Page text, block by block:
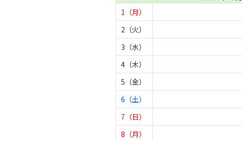
1（月）
2（火）
3（水）
4（木）
5（金）
6（土）
7（日）
8（月）